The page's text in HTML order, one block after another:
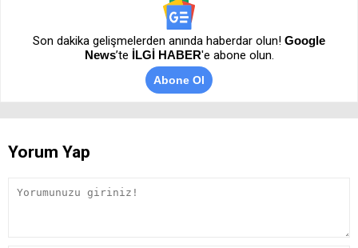
Son dakika gelişmelerden anında haberdar olun! Google
News’te İLGİ HABER'e abone olun.
Abone Ol
Yorum Yap